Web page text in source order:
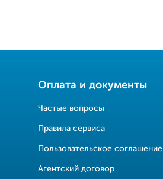
Оплата и документы
Частые вопросы
Правила сервиса
Пользовательское соглашение
Агентский договор